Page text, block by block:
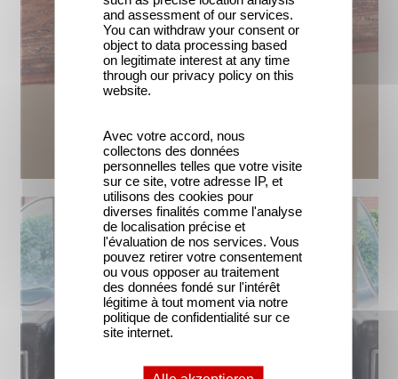
and assessment of our services.
You can withdraw your consent or
object to data processing based
on legitimate interest at any time
through our privacy policy on this
website.
Avec votre accord, nous
collectons des données
personnelles telles que votre visite
sur ce site, votre adresse IP, et
utilisons des cookies pour
diverses finalités comme l'analyse
de localisation précise et
l'évaluation de nos services. Vous
pouvez retirer votre consentement
ou vous opposer au traitement
des données fondé sur l'intérêt
légitime à tout moment via notre
politique de confidentialité sur ce
site internet.